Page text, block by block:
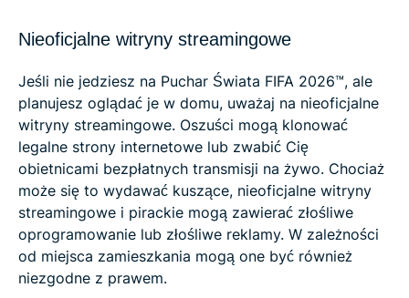
Nieoficjalne witryny streamingowe
Jeśli nie jedziesz na Puchar Świata FIFA 2026™, ale
planujesz oglądać je w domu, uważaj na nieoficjalne
witryny streamingowe. Oszuści mogą klonować
legalne strony internetowe lub zwabić Cię
obietnicami bezpłatnych transmisji na żywo. Chociaż
może się to wydawać kuszące, nieoficjalne witryny
streamingowe i pirackie mogą zawierać złośliwe
oprogramowanie lub złośliwe reklamy. W zależności
od miejsca zamieszkania mogą one być również
niezgodne z prawem.